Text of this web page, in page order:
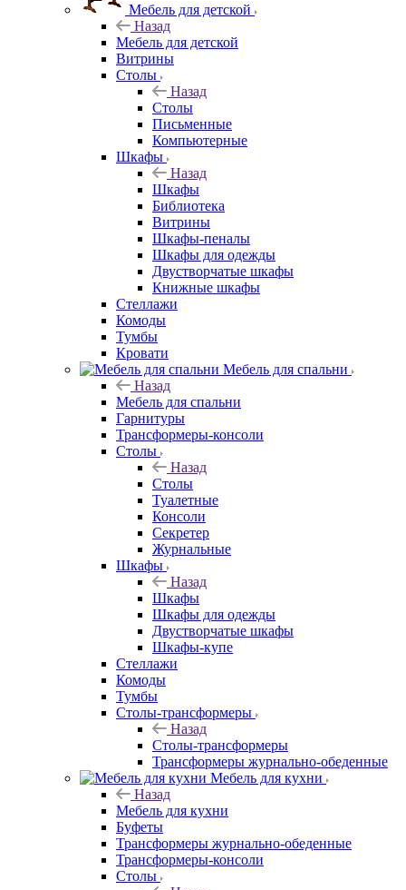
Мебель для детской
Назад
Мебель для детской
Витрины
Столы
Назад
Столы
Письменные
Компьютерные
Шкафы
Назад
Шкафы
Библиотека
Витрины
Шкафы-пеналы
Шкафы для одежды
Двустворчатые шкафы
Книжные шкафы
Стеллажи
Комоды
Тумбы
Кровати
Мебель для спальни
Назад
Мебель для спальни
Гарнитуры
Трансформеры-консоли
Столы
Назад
Столы
Туалетные
Консоли
Секретер
Журнальные
Шкафы
Назад
Шкафы
Шкафы для одежды
Двустворчатые шкафы
Шкафы-купе
Стеллажи
Комоды
Тумбы
Столы-трансформеры
Назад
Столы-трансформеры
Трансформеры журнально-обеденные
Мебель для кухни
Назад
Мебель для кухни
Буфеты
Трансформеры журнально-обеденные
Трансформеры-консоли
Столы